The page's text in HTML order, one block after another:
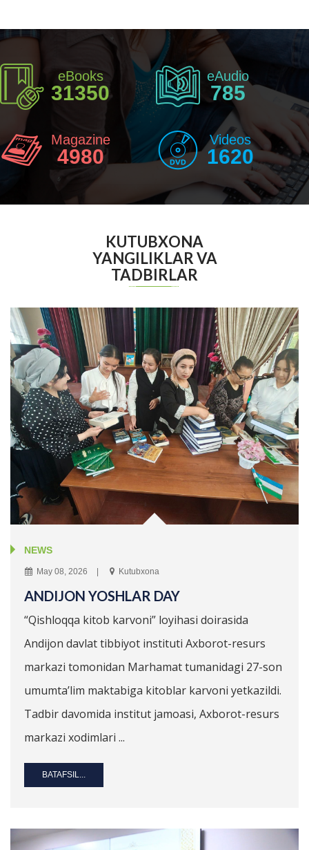
eBooks
31350
eAudio
785
Magazine
4980
Videos
1620
KUTUBXONA
YANGILIKLAR VA
TADBIRLAR
NEWS
May 08, 2026 Kutubxona
ANDIJON YOSHLAR DAY
“Qishloqqa kitob karvoni” loyihasi doirasida
Andijon davlat tibbiyot instituti Axborot-resurs
markazi tomonidan Marhamat tumanidagi 27-son
umumta’lim maktabiga kitoblar karvoni yetkazildi.
Tadbir davomida institut jamoasi, Axborot-resurs
markazi xodimlari ...
BATAFSIL...